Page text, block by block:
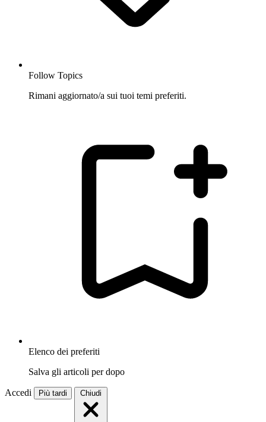
Follow Topics
Rimani aggiornato/a sui tuoi temi preferiti.
Elenco dei preferiti
Salva gli articoli per dopo
Accedi Più tardi Chiudi